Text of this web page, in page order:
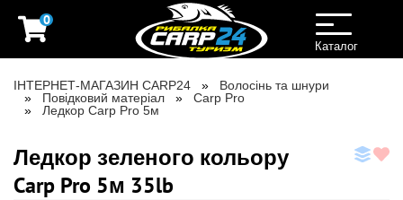
0
Toggle
navigation
Каталог
ІНТЕРНЕТ-МАГАЗИН CARP24
Волосінь та шнури
Повідковий матеріал
Carp Pro
Ледкор Carp Pro 5м
Ледкор зеленого кольору
Carp Pro 5м 35lb